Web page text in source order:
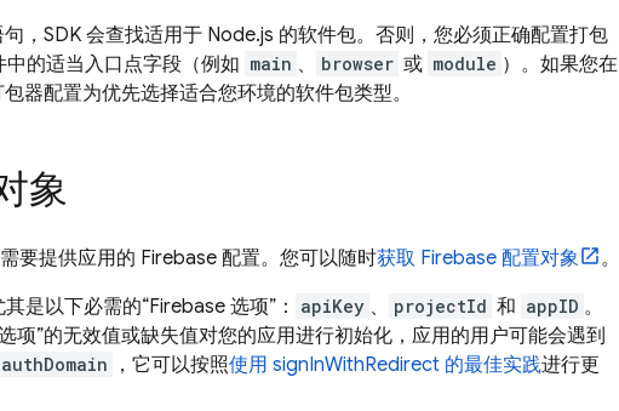
句，SDK 会查找适用于 Node.js 的软件包。否则，您必须正确配置打包
中的适当入口点字段（例如 main 、 browser 或 module ）。如果您在
器配置为优先选择适合您环境的软件包类型。
象
要提供应用的 Firebase 配置。您可以随时获取 Firebase 配置对象
。
是以下必需的“Firebase 选项”：
apiKey 、 projectId 和 appID 。
项”的无效值或缺失值对您的应用进行初始化，应用的用户可能会遇到
authDomain ，它可以按照使用 signInWithRedirect 的最佳实践进行更